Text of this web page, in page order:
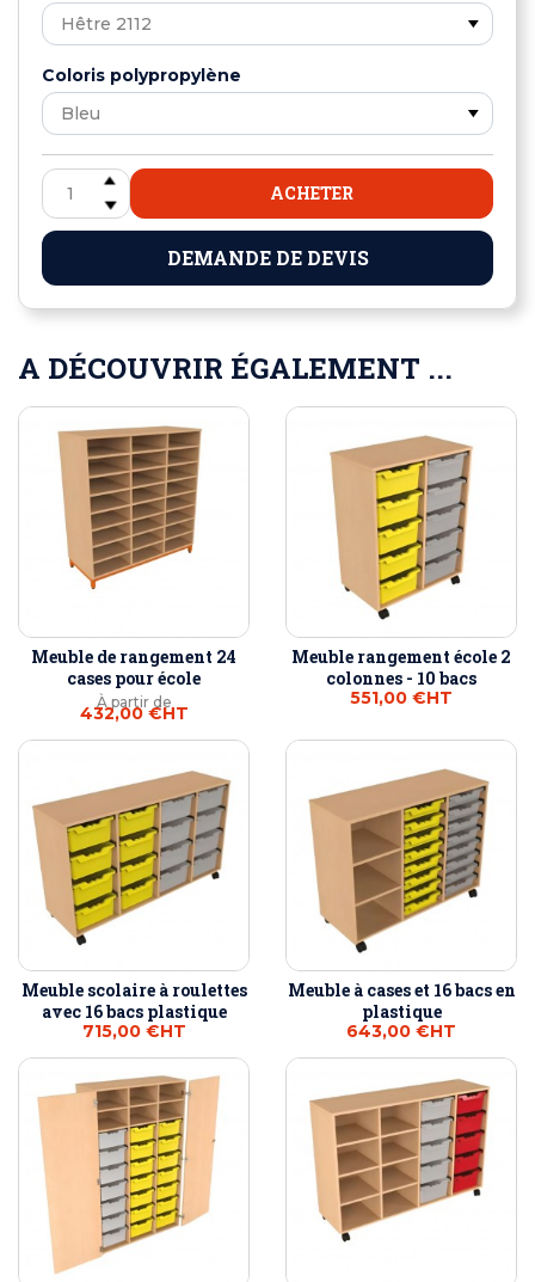
Coloris polypropylène
ACHETER
DEMANDE DE DEVIS
A DÉCOUVRIR ÉGALEMENT ...
Meuble de rangement 24
cases pour école
À partir de
432,00 €HT
Meuble rangement école 2
colonnes - 10 bacs
551,00 €HT
Meuble scolaire à roulettes
avec 16 bacs plastique
715,00 €HT
Meuble à cases et 16 bacs en
plastique
643,00 €HT